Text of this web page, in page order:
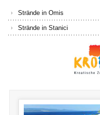
Strände in Omis
Strände in Stanici